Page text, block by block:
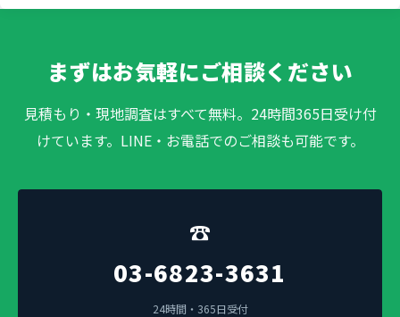
まずはお気軽にご相談ください
見積もり・現地調査はすべて無料。24時間365日受け付
けています。LINE・お電話でのご相談も可能です。
☎
03-6823-3631
24時間・365日受付